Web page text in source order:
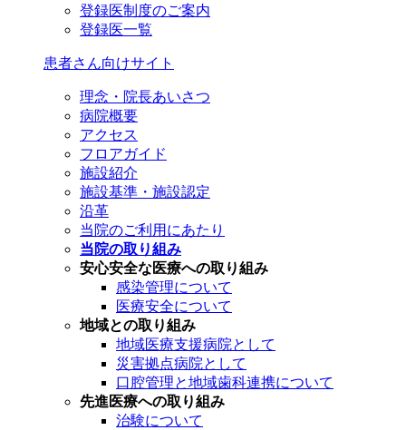
登録医制度のご案内
登録医一覧
患者さん向けサイト
理念・院長あいさつ
病院概要
アクセス
フロアガイド
施設紹介
施設基準・施設認定
沿革
当院のご利用にあたり
当院の取り組み
安心安全な医療への取り組み
感染管理について
医療安全について
地域との取り組み
地域医療支援病院として
災害拠点病院として
口腔管理と地域歯科連携について
先進医療への取り組み
治験について